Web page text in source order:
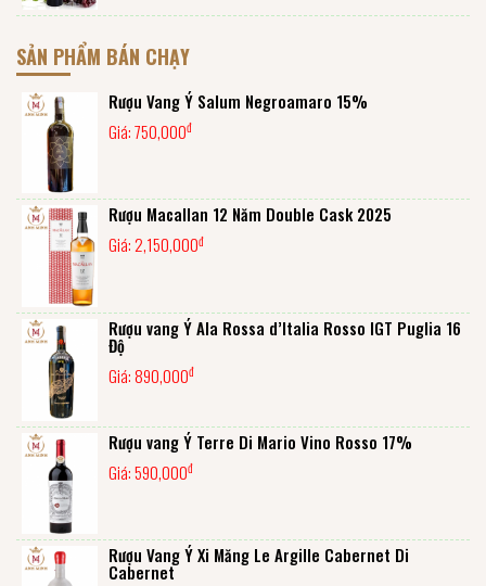
SẢN PHẨM BÁN CHẠY
Rượu Vang Ý Salum Negroamaro 15%
Giá:750,000đ
Rượu Macallan 12 Năm Double Cask 2025
Giá:2,150,000đ
Rượu vang Ý Ala Rossa d’Italia Rosso IGT Puglia 16
Độ
Giá:890,000đ
Rượu vang Ý Terre Di Mario Vino Rosso 17%
Giá:590,000đ
Rượu Vang Ý Xi Măng Le Argille Cabernet Di
Cabernet